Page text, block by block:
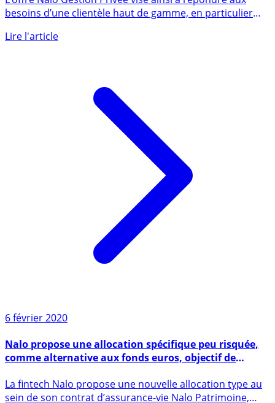
patrimoniales, financières et juridiques
L’offre Nalo Gestion Privée vise ainsi à répondre aux
besoins d’une clientèle haut de gamme, en particulier
6 février 2020
comme alternative aux fonds euros, objectif de
rendement de 3%